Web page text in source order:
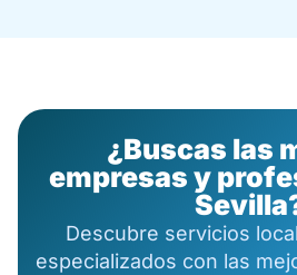
¿Buscas las
empresas y
Descubre servicios
especializados con las